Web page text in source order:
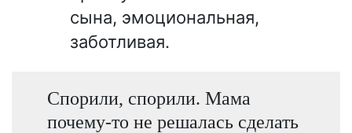
сына, эмоциональная,
заботливая.
Спорили, спорили. Мама
почему-то не решалась сделать